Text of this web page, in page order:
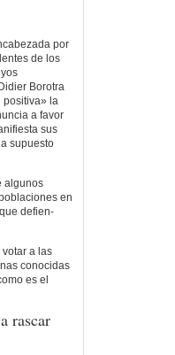
por
de los
Borotra
positiva» la
a favor
sus
supuesto
algunos
en
defien-
a las
conocidas
es el
rascar